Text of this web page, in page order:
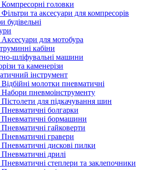
Компресорні головки
та аксесуари для компресорів
будівельні
Аксесуари для мотобура
кабіни
шліфувальні машини
та каменерізи
інструмент
молотки пневматичні
Набори пневмоінструменту
Пістолети для підкачування шин
Пневматичні болгарки
Пневматичні бормашини
Пневматичні гайковерти
Пневматичні гравери
Пневматичні дискові пилки
Пневматичні дрилі
Пневматичні степлери та заклепочники